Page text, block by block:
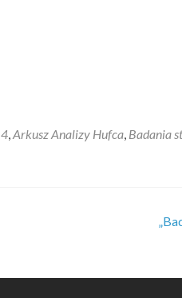
,Arkusz Analizy Hufca, Badania